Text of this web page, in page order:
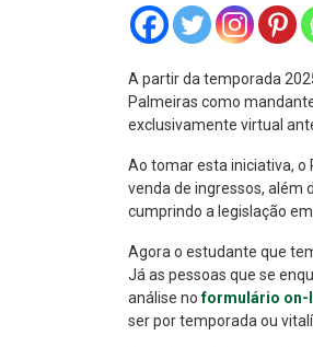
A partir da temporada
Palmeiras como
exclusivamente virtual
Ao tomar esta iniciativa,
venda de ingressos, além
cumprindo a legislação
Agora o estudante que
Já as pessoas que se
análise noformulário on-
ser por temporada ou
PLANO PRATA
R$46,04